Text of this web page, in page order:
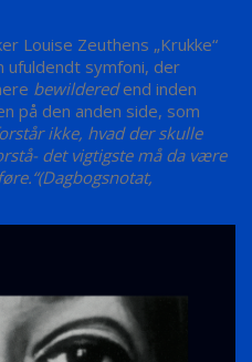
Louise Zeuthens „Krukke“
ufuldendt symfoni, der
bewilderedend inden
på den anden side, som
ikke, hvad der skulle
det vigtigste må da være